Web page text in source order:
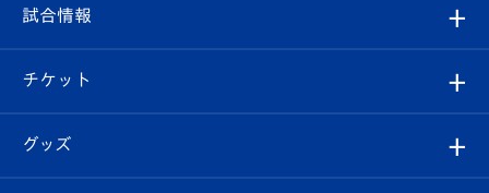
試合情報
チケット
クラブ概要
エンブレム紹介
観戦ルール
はじめての観戦ガイド
Revive Team
試合情報
試合日程/結果
フォトギャラリー
チケット
チケット
グッズ